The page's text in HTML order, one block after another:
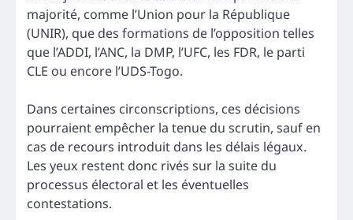
majorité, comme l’Union pour la République
(UNIR), que des formations de l’opposition telles
que l’ADDI, l’ANC, la DMP, l’UFC, les FDR, le parti
CLE ou encore l’UDS-Togo.
Dans certaines circonscriptions, ces décisions
pourraient empêcher la tenue du scrutin, sauf en
cas de recours introduit dans les délais légaux.
Les yeux restent donc rivés sur la suite du
processus électoral et les éventuelles
contestations.